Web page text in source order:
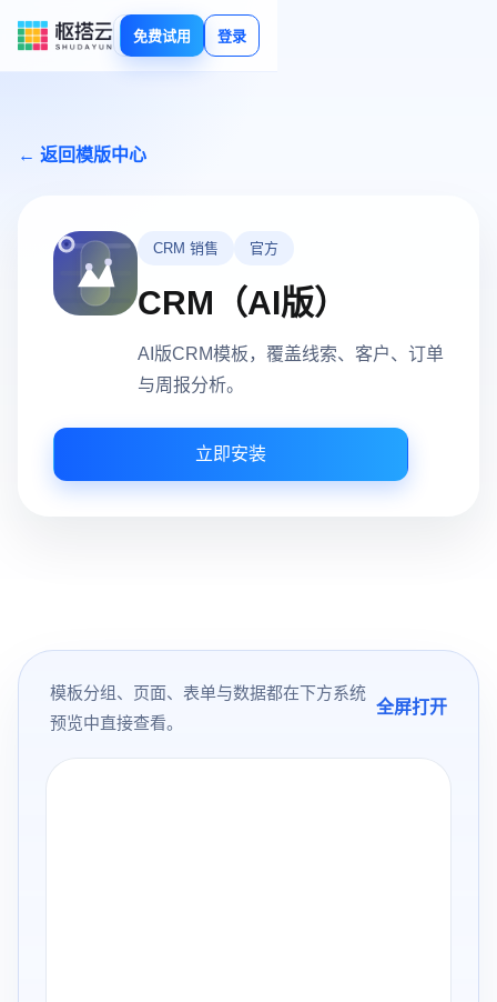
免费试用 登录
← 返回模版中心
CRM 销售 官方
CRM（AI版）
AI版CRM模板，覆盖线索、客户、订单
与周报分析。
立即安装
模板分组、页面、表单与数据都在下方系统
预览中直接查看。
全屏打开